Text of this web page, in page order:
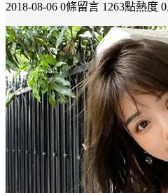
2018-08-06 0條留言 1263點熱度